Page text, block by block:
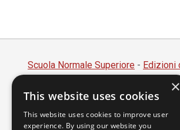
Scuola Normale Superiore - Edizioni
Piazza dei Cavalieri, 7 - 56126 Pisa
Codice fiscale 80005050507
Partita IVA 00420000507
×
This website uses cookies
This website uses cookies to improve user
experience. By using our website you